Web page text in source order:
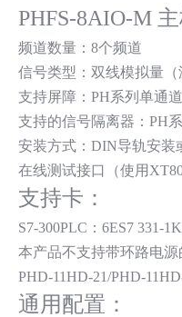
PHFS-8AIO-M
频道数量：8个频道
信号类型：双线模拟量
支持屏障：PH系列单通
支持的信号隔离器：PH
安装方式：DIN导轨安装
在线测试接口（使用
支持卡：
S7-300PLC：6ES7 331-
本产品不支持带环路电源
PHD-11HD-21/PHD-
通用配置：